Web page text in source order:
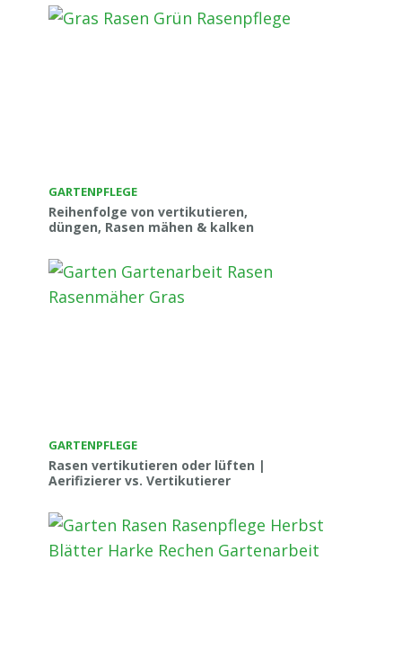
GARTENPFLEGE
Reihenfolge von vertikutieren,
düngen, Rasen mähen & kalken
GARTENPFLEGE
Rasen vertikutieren oder lüften |
Aerifizierer vs. Vertikutierer